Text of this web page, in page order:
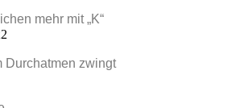
mehr mit „K“
Durchatmen zwingt